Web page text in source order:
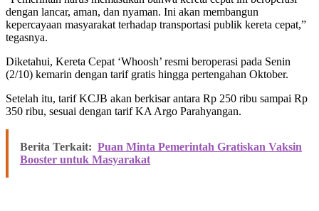
dengan lancar, aman, dan nyaman. Ini akan membangun
kepercayaan masyarakat terhadap transportasi publik kereta cepat,”
tegasnya.
Diketahui, Kereta Cepat ‘Whoosh’ resmi beroperasi pada Senin
(2/10) kemarin dengan tarif gratis hingga pertengahan Oktober.
Setelah itu, tarif KCJB akan berkisar antara Rp 250 ribu sampai Rp
350 ribu, sesuai dengan tarif KA Argo Parahyangan.
Berita Terkait: Puan Minta Pemerintah Gratiskan Vaksin
Booster untuk Masyarakat